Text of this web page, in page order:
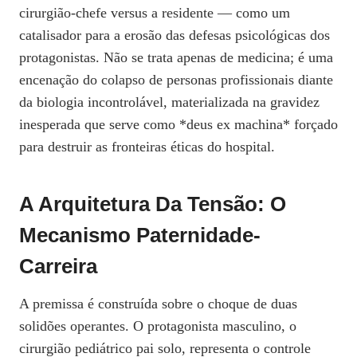
cirurgião-chefe versus a residente — como um
catalisador para a erosão das defesas psicológicas dos
protagonistas. Não se trata apenas de medicina; é uma
encenação do colapso de personas profissionais diante
da biologia incontrolável, materializada na gravidez
inesperada que serve como *deus ex machina* forçado
para destruir as fronteiras éticas do hospital.
A Arquitetura Da Tensão: O
Mecanismo Paternidade-
Carreira
A premissa é construída sobre o choque de duas
solidões operantes. O protagonista masculino, o
cirurgião pediátrico pai solo, representa o controle